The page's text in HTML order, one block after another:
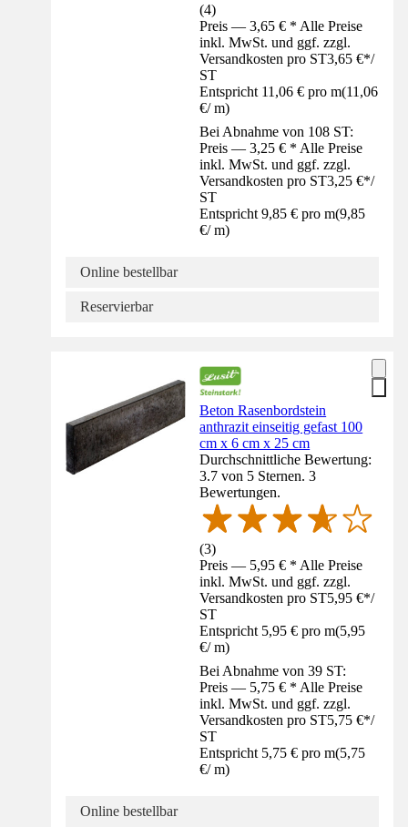
(4)
Preis — 3,65 € * Alle Preise
inkl. MwSt. und ggf. zzgl.
Versandkosten pro ST3,65 €*/
ST
Entspricht 11,06 € pro m(11,06
€/ m)
Bei Abnahme von 108 ST:
Preis — 3,25 € * Alle Preise
inkl. MwSt. und ggf. zzgl.
Versandkosten pro ST3,25 €*/
ST
Entspricht 9,85 € pro m(9,85
€/ m)
Online bestellbar
Reservierbar
Beton Rasenbordstein
anthrazit einseitig gefast 100
cm x 6 cm x 25 cm
Durchschnittliche Bewertung:
3.7 von 5 Sternen. 3
Bewertungen.
(3)
Preis — 5,95 € * Alle Preise
inkl. MwSt. und ggf. zzgl.
Versandkosten pro ST5,95 €*/
ST
Entspricht 5,95 € pro m(5,95
€/ m)
Bei Abnahme von 39 ST:
Preis — 5,75 € * Alle Preise
inkl. MwSt. und ggf. zzgl.
Versandkosten pro ST5,75 €*/
ST
Entspricht 5,75 € pro m(5,75
€/ m)
Online bestellbar